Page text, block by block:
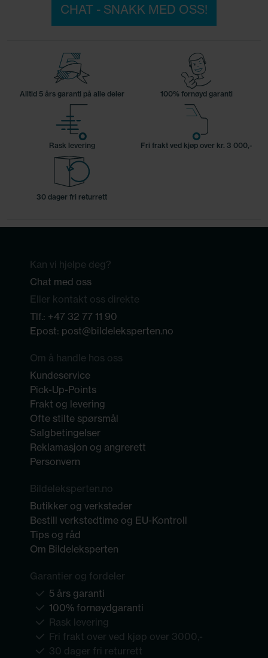
CHAT - SNAKK MED OSS!
Alltid 5 års garanti på alle deler 100% fornøyd garanti
Rask levering Fri frakt ved kjøp over kr. 3 000,-
30 dager fri returrett
Kan vi hjelpe deg?
Chat med oss
Eller kontakt oss direkte
Tlf.: +47 32 77 11 90
Epost: post@bildeleksperten.no
Om å handle hos oss
Kundeservice
Pick-Up-Points
Frakt og levering
Ofte stilte spørsmål
Salgbetingelser
Reklamasjon og angrerett
Personvern
Bildeleksperten.no
Butikker og verksteder
Bestill verkstedtime og EU-Kontroll
Tips og råd
Om Bildeleksperten
Garantier og fordeler
5 års garanti
100% fornøydgaranti
Rask levering
Fri frakt over ved kjøp over 3000,-
30 dager fri returrett